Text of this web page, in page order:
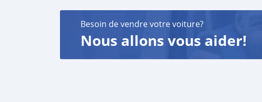
Besoin de vendre votre voiture?
Nous allons vous aider!